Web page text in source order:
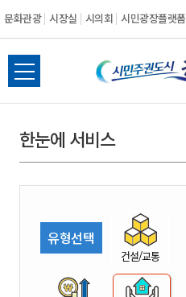
문화관광 시장실 시의회 시민광장플랫폼
시
민
권
시
전
체
뉴
열
한눈에 서비스
유형선택
건설/교통